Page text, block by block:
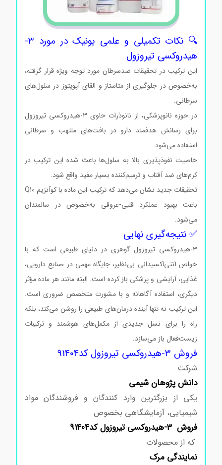
هیدروکسی تیروزول
این ترکیب در تحقیقات ضدسرطان مورد توجه ویژه قرار گرفته،
به‌خصوص در جلوگیری از متاستاز و القای آپوپتوز در سلول‌های
سرطانی.
در حوزه نانوپزشکی، از نانوذرات حاوی ۳-هیدروکسی تیروزول
برای رسانش هدفمند دارو در بافت‌های ملتهب و سرطانی
استفاده می‌شود.
خاصیت نفوذپذیری بالا به سلول‌ها باعث شده این ترکیب در
کرم‌های ضد آفتاب و ترمیم‌کننده بسیار مفید واقع شود.
تحقیقات جدید نشان می‌دهد که ترکیب این ماده با کوآنزیم Q10
باعث بهبود عملکرد قلبی-عروقی به‌خصوص در سالمندان
می‌شود.
✅ نتیجه‌گیری نهایی
۳-هیدروکسی تیروزول گوهری در دنیای طبیعی است که با
خواص آنتی‌اکسیدانی بی‌نظیر، جایگاه مهمی در صنایع دارویی،
غذایی، آرایشی و پزشکی باز کرده است. البته مانند هر ماده مؤثر
دیگری، استفاده آگاهانه و با مشورت متخصص ضروری است.
این ترکیب نه تنها آینده درمان‌های طبیعی را روشن می‌کند، بلکه
راه را برای نسل جدیدی از مکمل‌های هوشمند و ترکیبات
زیست‌فعال باز می‌سازد.قیمت ۳-هیدروکسی تیروزول
فروش ۳-هیدروکسی تیروزول کد91404
شرکت
دانش پژوهان شیمی
یکی از بزرگترین وارد کنندگان و فروشندگان مواد
شیمیایی، آزمایشگاهی بخصوص
فروش ۳-هیدروکسی تیروزول کد91404
که از محصولات
نمایندگی مرک